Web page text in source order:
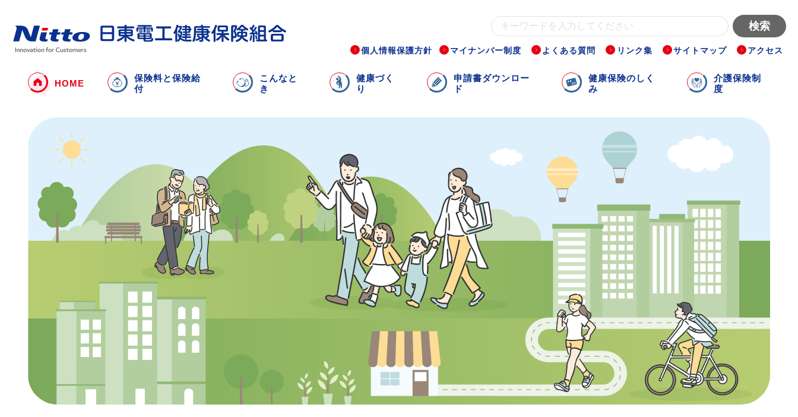
個人情報保護方針 マイナンバー制度 よくある質問 リンク集 サイトマップ アクセス
HOME
保険料と保険給
付
こんなと
き
健康づく
り
申請書ダウンロー
ド
健康保険のしく
み
介護保険制
度